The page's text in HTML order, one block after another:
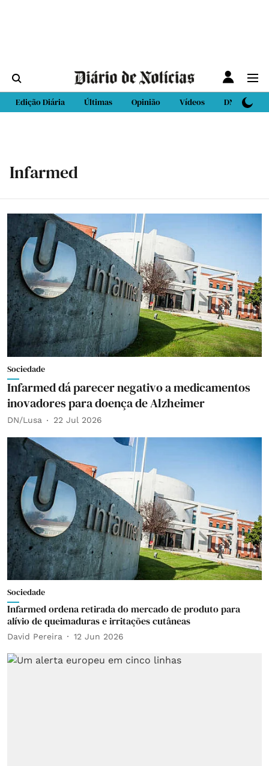
Edição Diária Últimas Opinião Vídeos DN Sport
Infarmed
Sociedade
Infarmed dá parecer negativo a medicamentos
inovadores para doença de Alzheimer
DN/Lusa 22 Jul 2026
Sociedade
Infarmed ordena retirada do mercado de produto para
alívio de queimaduras e irritações cutâneas
David Pereira 12 Jun 2026